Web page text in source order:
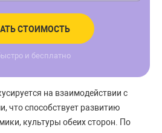
СТОИМОСТЬ
и бесплатно
на взаимодействии с
что способствует развитию
культуры обеих сторон. По